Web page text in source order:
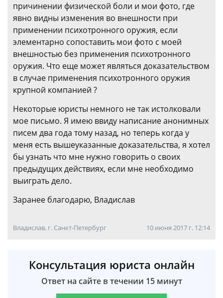
причинении физической боли и мои фото, где
явно видны изменения во внешности при
применении психотронного оружия, если
элементарно сопоставить мои фото с моей
внешностью без применения психотронного
оружия. Что еще может являться доказательством
в случае применения психотронного оружия
крупной компанией ?
Некоторые юристы немного не так истолковали
мое письмо. Я имею ввиду написание анонимных
писем два года тому назад, но теперь когда у
меня есть вышеуказанные доказательства, я хотел
бы узнать что мне нужно говорить о своих
предыдущих действиях, если мне необходимо
выиграть дело.
Заранее благодарю, Владислав
Владислав, г. Санкт-Петербург 10 июня 2017 г. 12:14
Консультация юриста онлайн
Ответ на сайте в течении 15 минут